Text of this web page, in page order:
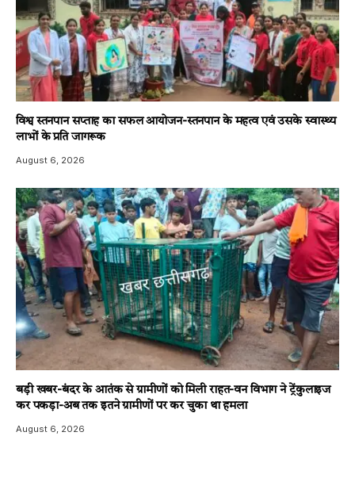
विश्व स्तनपान सप्ताह का सफल आयोजन-स्तनपान के महत्व एवं उसके स्वास्थ्य
लाभों के प्रति जागरूक
August 6, 2026
बड़ी खबर-बंदर के आतंक से ग्रामीणों को मिली राहत-वन विभाग ने ट्रेंकुलाइज
कर पकड़ा-अब तक इतने ग्रामीणों पर कर चुका था हमला
August 6, 2026